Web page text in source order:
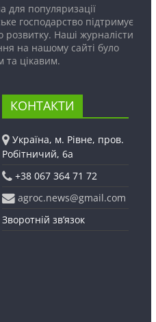
для популяризації
господарство підтримує
розвитку. Наші журналісти
на нашому сайті було
та цікавим.
КОНТАКТИ
Україна, м. Рівне, пров.
Робітничий, 6а
+38 067 364 71 72
agroc.news@gmail.com
Зворотній зв’язок